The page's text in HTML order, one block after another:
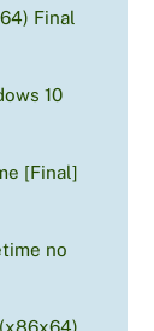
Final
10
[Final]
no